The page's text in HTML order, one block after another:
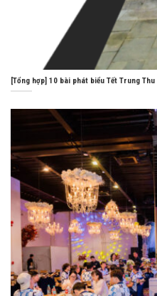
[Tổng hợp] 10 bài phát biểu Tết Trung